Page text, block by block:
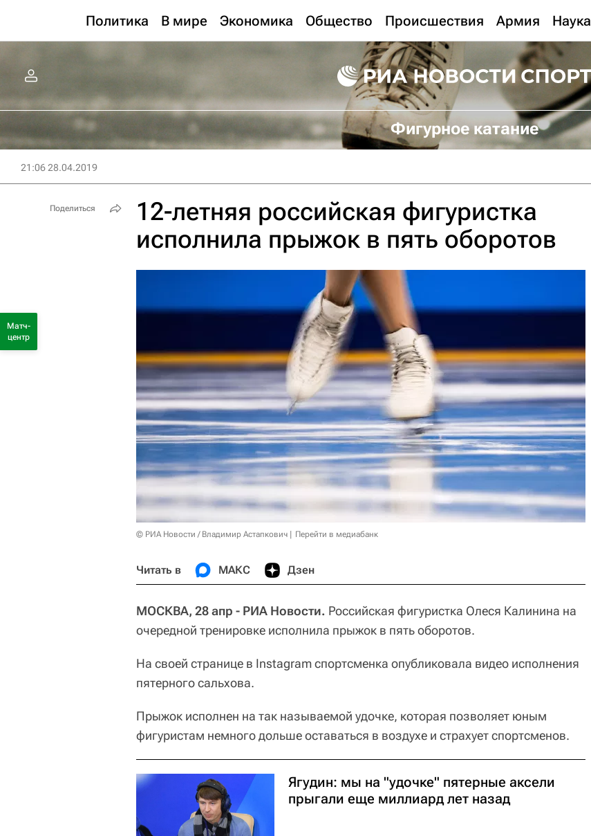
Политика В мире Экономика Общество Происшествия Армия Наука
Фигурное катание
21:06 28.04.2019
12-летняя российская фигуристка
исполнила прыжок в пять оборотов
© РИА Новости / Владимир Астапкович Перейти в медиабанк
Читать в МАКС Дзен
МОСКВА, 28 апр - РИА Новости. Российская фигуристка Олеся Калинина на
очередной тренировке исполнила прыжок в пять оборотов.
На своей странице в Instagram спортсменка опубликовала видео исполнения
пятерного сальхова.
Прыжок исполнен на так называемой удочке, которая позволяет юным
фигуристам немного дольше оставаться в воздухе и страхует спортсменов.
Ягудин: мы на "удочке" пятерные аксели
прыгали еще миллиард лет назад
Поделиться
Матч-
центр